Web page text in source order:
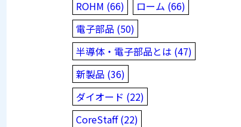
ROHM (66)
ローム (66)
電子部品 (50)
半導体・電子部品とは (47)
新製品 (36)
ダイオード (22)
CoreStaff (22)